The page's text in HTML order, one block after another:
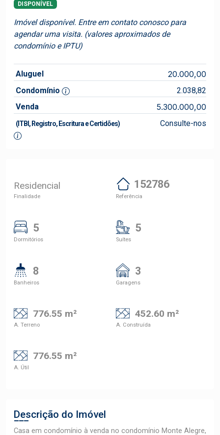
DISPONÍVEL
Imóvel disponível. Entre em contato conosco para
agendar uma visita. (valores aproximados de
condomínio e IPTU)
Aluguel 20.000,00
Condomínio
2.038,82
Venda
5.300.000,00
(ITBI, Registro, Escritura e Certidões) Consulte-nos
Residencial
Finalidade
152786
Referência
5
Dormitórios
5
Suítes
8
Banheiros
3
Garagens
776.55 m²
A. Terreno
452.60 m²
A. Construída
776.55 m²
A. Útil
Descrição do Imóvel
Casa em condomínio à venda no condomínio Monte Alegre,